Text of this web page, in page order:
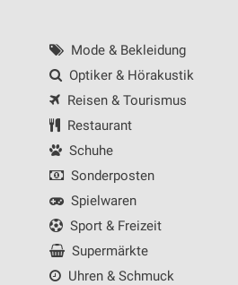
Mode & Bekleidung
Optiker & Hörakustik
Reisen & Tourismus
Restaurant
Schuhe
Sonderposten
Spielwaren
Sport & Freizeit
Supermärkte
Uhren & Schmuck